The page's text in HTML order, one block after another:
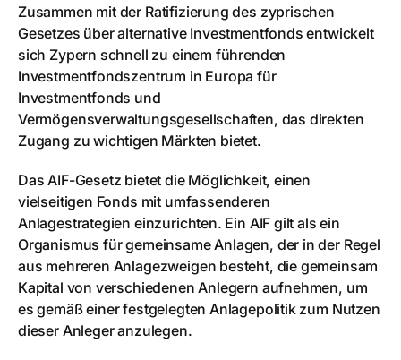
Zusammen mit der Ratifizierung des zyprischen
Gesetzes über alternative Investmentfonds entwickelt
sich Zypern schnell zu einem führenden
Investmentfondszentrum in Europa für
Investmentfonds und
Vermögensverwaltungsgesellschaften, das direkten
Zugang zu wichtigen Märkten bietet.
Das AIF-Gesetz bietet die Möglichkeit, einen
vielseitigen Fonds mit umfassenderen
Anlagestrategien einzurichten. Ein AIF gilt als ein
Organismus für gemeinsame Anlagen, der in der Regel
aus mehreren Anlagezweigen besteht, die gemeinsam
Kapital von verschiedenen Anlegern aufnehmen, um
es gemäß einer festgelegten Anlagepolitik zum Nutzen
dieser Anleger anzulegen.